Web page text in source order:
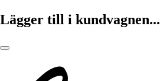
Lägger till i kundvagnen...